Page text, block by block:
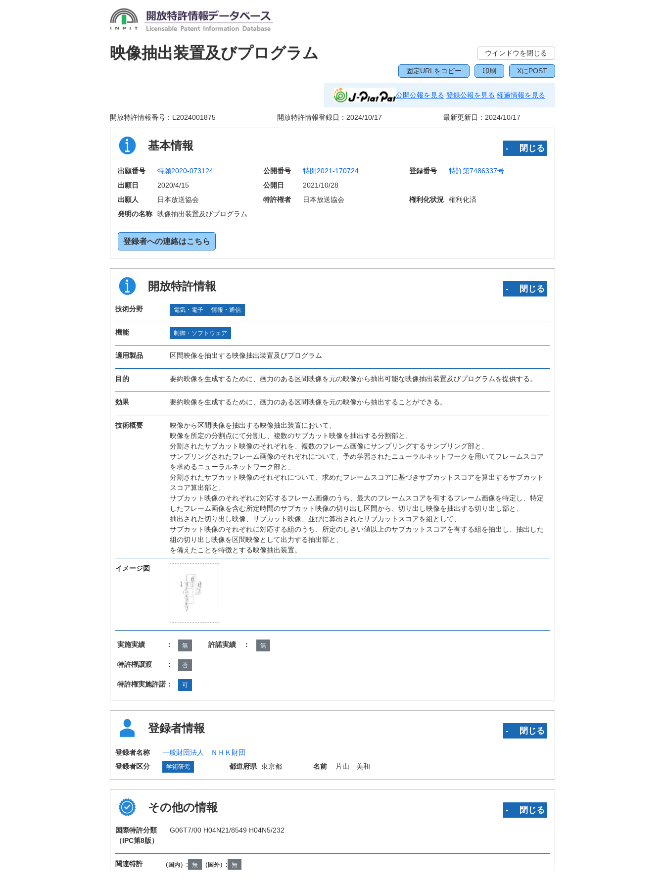
映像抽出装置及びプログラム ウインドウを閉じる
固定URLをコピー 印刷 XにPOST
公開公報を見る 登録公報を見る 経過情報を見る
開放特許情報番号： L2024001875 開放特許情報登録日： 2024/10/17 最新更新日： 2024/10/17
基本情報 ‐ 閉じる
出願番号 特願2020-073124 公開番号 特開2021-170724 登録番号
特許第7486337号
出願日
2020/4/15 公開日
2021/10/28
出願人
日本放送協会 特許権者 日本放送協会 権利化状況
権利化済
発明の名称
映像抽出装置及びプログラム
登録者への連絡はこちら
開放特許情報 ‐ 閉じる
技術分野 電気・電子 情報・通信
機能 制御・ソフトウェア
適用製品 区間映像を抽出する映像抽出装置及びプログラム
目的 要約映像を生成するために、画力のある区間映像を元の映像から抽出可能な映像抽出装置及びプログラムを提供する。
効果 要約映像を生成するために、画力のある区間映像を元の映像から抽出することができる。
技術概要
映像から区間映像を抽出する映像抽出装置において、
映像を所定の分割点にて分割し、複数のサブカット映像を抽出する分割部と、
分割されたサブカット映像のそれぞれを、複数のフレーム画像にサンプリングするサンプリング部と、
サンプリングされたフレーム画像のそれぞれについて、予め学習されたニューラルネットワークを用いてフレームスコア
を求めるニューラルネットワーク部と、
分割されたサブカット映像のそれぞれについて、求めたフレームスコアに基づきサブカットスコアを算出するサブカット
スコア算出部と、
サブカット映像のそれぞれに対応するフレーム画像のうち、最大のフレームスコアを有するフレーム画像を特定し、特定
したフレーム画像を含む所定時間のサブカット映像の切り出し区間から、切り出し映像を抽出する切り出し部と、
抽出された切り出し映像、サブカット映像、並びに算出されたサブカットスコアを組として、
サブカット映像のそれぞれに対応する組のうち、所定のしきい値以上のサブカットスコアを有する組を抽出し、抽出した
組の切り出し映像を区間映像として出力する抽出部と、
を備えたことを特徴とする映像抽出装置。
イメージ図
実施実績 ： 無 許諾実績 ： 無
特許権譲渡 ： 否
特許権実施許諾： 可
登録者情報 ‐ 閉じる
登録者名称
一般財団法人 ＮＨＫ財団
登録者区分
学術研究 都道府県 東京都 名前 片山 美和
その他の情報 ‐ 閉じる
国際特許分類
（IPC第8版）
G06T7/00 H04N21/8549 H04N5/232
関連特許 （国内）: 無 （国外）: 無